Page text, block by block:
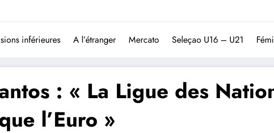
Trivela
L'actualité du
inférieures A l’étranger Mercato Seleçao U16 – U21
: « La Ligue des
l’Euro »